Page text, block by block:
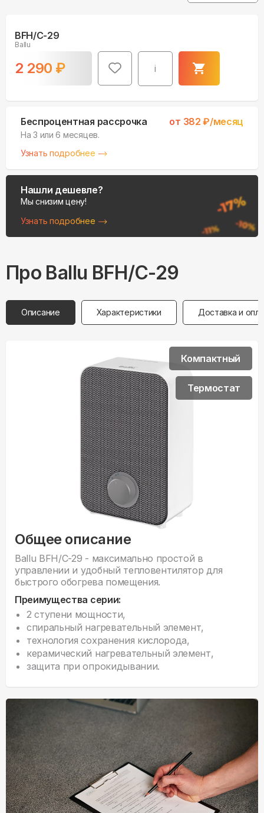
BFH/С-29
Ballu
2 290 ₽ i
Беспроцентная рассрочка от 382 ₽/месяц
На 3 или 6 месяцев.
Узнать подробнее
Нашли дешевле?
Мы снизим цену!
Узнать подробнее
Про Ballu BFH/С-29
Описание Характеристики Доставка и
Общее описание
Ballu BFH/С-29 - максимально простой в
управлении и удобный тепловентилятор для
быстрого обогрева помещения.
Преимущества серии:
2 ступени мощности,
спиральный нагревательный элемент,
технология сохранения кислорода,
керамический нагревательный элемент,
защита при опрокидывании.
Компактный
Термостат